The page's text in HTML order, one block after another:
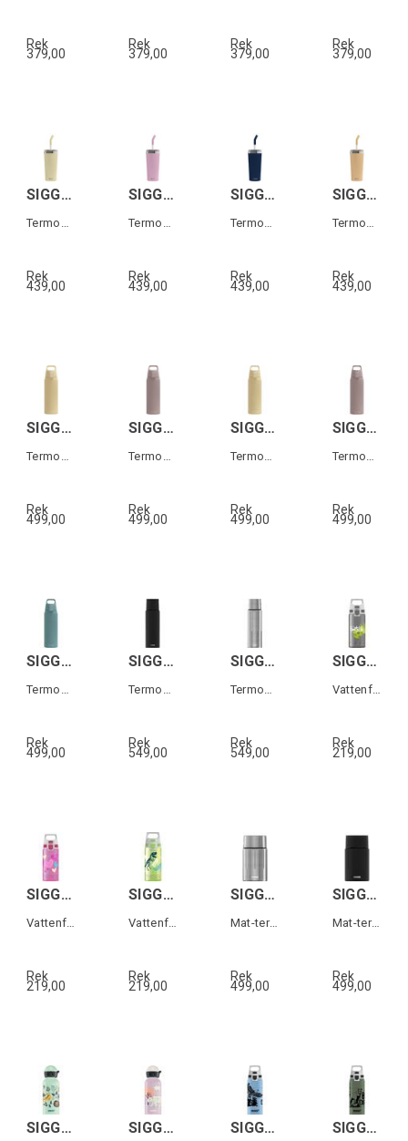
Rek
379,00
Rek
379,00
Rek
379,00
Rek
379,00
SIGG HELIA TRAVEL MUG Gul 0,6 L
Termos-mugg med sugrör
Rek
439,00
SIGG HELIA TRAVEL MUG Rosa 0,6 L
Termos-mugg med sugrör
Rek
439,00
SIGG HELIA TRAVEL MUG Mörkblå 0,6 L
Termos-mugg med sugrör
Rek
439,00
SIGG HELIA TRAVEL MUG Orange 0,6 L
Termos-mugg med sugrör
Rek
439,00
SIGG SHIELD THERM ONE Yellow 0,75L
Termos i rostfritt stål
Rek
499,00
SIGG SHIELD THERM ONE Dusk 0,75L
Termos i rostfritt stål
Rek
499,00
SIGG SHIELD THERM ONE Yellow 0,75L
Termos i rostfritt stål
Rek
499,00
SIGG SHIELD THERM ONE Dusk 0,75L
Termos i rostfritt stål
Rek
499,00
SIGG SHIELD THERM ONE Morning Blue 0,75L
Termos i rostfritt stål
Rek
499,00
SIGG GEMSTONE IBT Svart 1,1L
Termos i rostfritt stål
Rek
549,00
SIGG GEMSTONE IBT Grå 1,1L
Termos i rostfritt stål
Rek
549,00
SIGG VIVA ONE Football Tag 0,5 L
Vattenflaska för barn
Rek
219,00
SIGG VIVA ONE Hearts 0,5 L
Vattenflaska för barn
Rek
219,00
SIGG VIVA ONE Jurassica 0,5 L
Vattenflaska för barn
Rek
219,00
SIGG GEMSTONE FJ Grå 0,75 L
Mat-termos i rostfritt stål
Rek
499,00
SIGG GEMSTONE FJ Svart 0,75 L
Mat-termos i rostfritt stål
Rek
499,00
SIGG KBT Jungle Tzz 0,4 L SIGG KBT Beary 0,4 L SIGG WMB ONE Brave Eagle 0,6 L SIGG WMB ONE Brave Mountainlion 0,6 L